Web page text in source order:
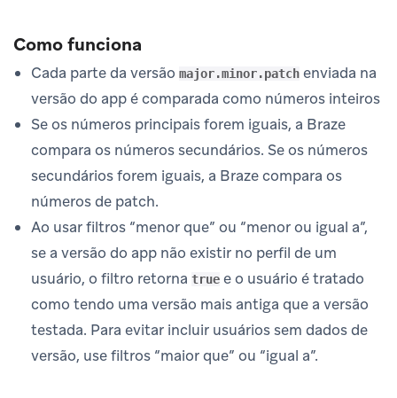
Como funciona
Cada parte da versão major.minor.patch enviada na
versão do app é comparada como números inteiros
Se os números principais forem iguais, a Braze
compara os números secundários. Se os números
secundários forem iguais, a Braze compara os
números de patch.
Ao usar filtros “menor que” ou “menor ou igual a”,
se a versão do app não existir no perfil de um
usuário, o filtro retorna true e o usuário é tratado
como tendo uma versão mais antiga que a versão
testada. Para evitar incluir usuários sem dados de
versão, use filtros “maior que” ou “igual a”.